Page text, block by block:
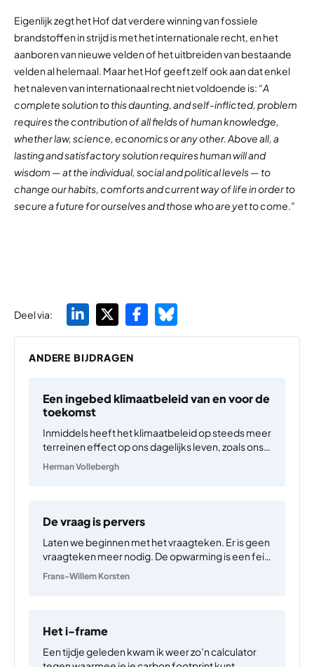
Eigenlijk zegt het Hof dat verdere winning van fossiele
brandstoffen in strijd is met het internationale recht, en het
aanboren van nieuwe velden of het uitbreiden van bestaande
velden al helemaal. Maar het Hof geeft zelf ook aan dat enkel
het naleven van internationaal recht niet voldoende is: “A
complete solution to this daunting, and self-inflicted, problem
requires the contribution of all fields of human knowledge,
whether law, science, economics or any other. Above all, a
lasting and satisfactory solution requires human will and
wisdom — at the individual, social and political levels — to
change our habits, comforts and current way of life in order to
secure a future for ourselves and those who are yet to come.”
Deel via:
ANDERE BIJDRAGEN
Een ingebed klimaatbeleid van en voor de
toekomst
Inmiddels heeft het klimaatbeleid op steeds meer
terreinen effect op ons dagelijks leven, zoals ons
energiegebruik, vervoer en voedsel. Verandering
roept echter weerstand op. Zeker in tijden van
het klimaatbeleid…
Herman Vollebergh
De vraag is pervers
Laten we beginnen met het vraagteken. Er is geen
vraagteken meer nodig. De opwarming is een feit
voor de komende eeuwen, wellicht millennia, en
Frans-Willem Korsten
Het i-frame
Een tijdje geleden kwam ik weer zo’n calculator